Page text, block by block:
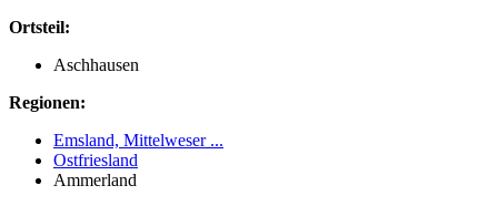
Ortsteil:
Aschhausen
Regionen:
Emsland, Mittelweser ...
Ostfriesland
Ammerland